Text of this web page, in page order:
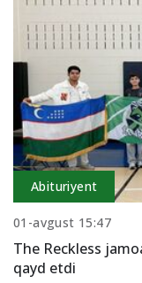
Abituriyent
01-avgust 15:47
The Reckless
qayd etdi